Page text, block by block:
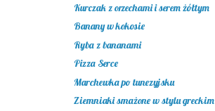
Kurczak z orzechami i serem żółtym
Banany w kokosie
Ryba z bananami
Pizza Serce
Marchewka po tunezyjsku
Ziemniaki smażone w stylu greckim